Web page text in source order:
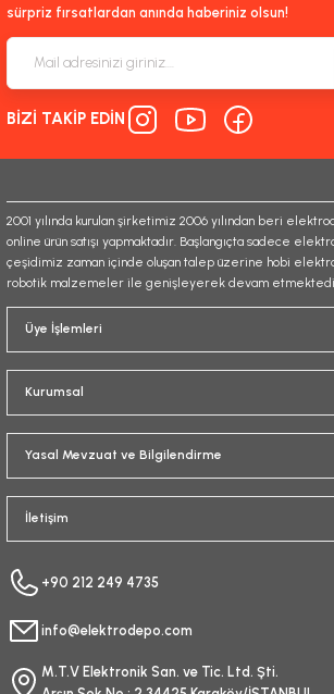
Ürün açıklamasında eksik bilgiler bulunuyor.
Ürün bilgilerinde hatalar bulunuyor.
Ürün fiyatı diğer sitelerden daha pahalı.
Gönder
sürpriz fırsatlardan anında haberiniz olsun!
BİZİ TAKİP EDİN
2001 yılında kurulan şirketimiz 2006 yılından beri
online ürün satışı yapmaktadır. Başlangıçta sadece
çeşidimiz zaman içinde oluşan talep üzerine hobi
robotik malzemeler ile genişleyerek devam
Üye İşlemleri
Kurumsal
Yasal Mevzuat ve Bilgilendirme
İletişim
+90 212 249 4735
info@elektrodepo.com
M.T.V Elektronik San. ve Tic. Ltd. Şti.